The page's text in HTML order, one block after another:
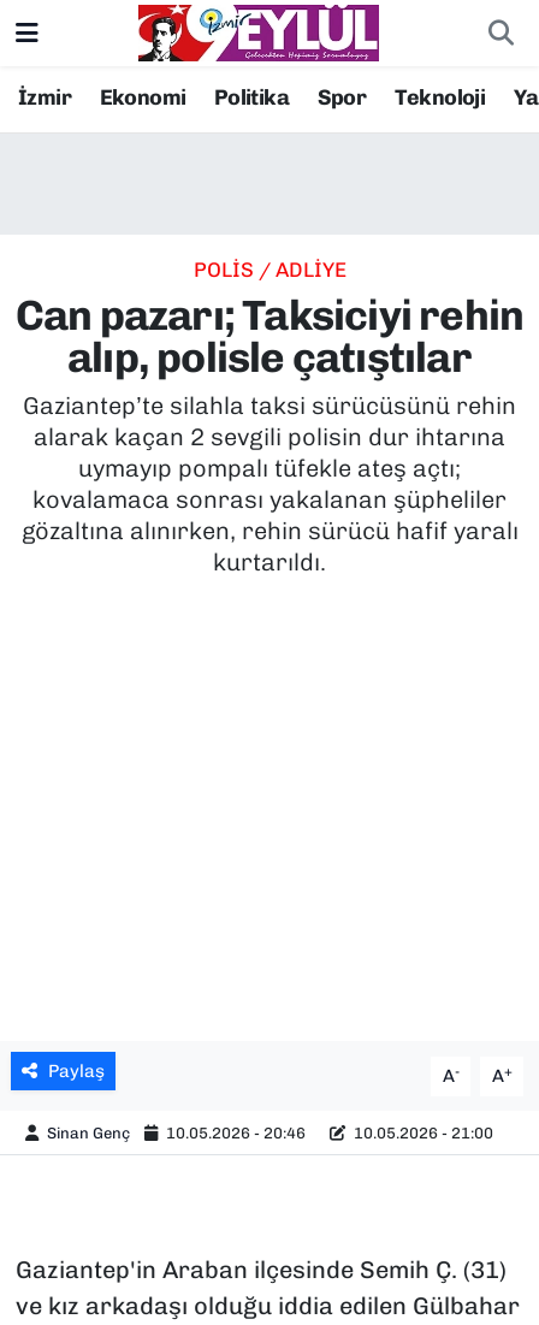
İzmir Ekonomi Politika Spor Teknoloji
POLİS / ADLİYE
Can pazarı; Taksiciyi rehin
alıp, polisle çatıştılar
Gaziantep’te silahla taksi sürücüsünü rehin
alarak kaçan 2 sevgili polisin dur ihtarına
uymayıp pompalı tüfekle ateş açtı;
kovalamaca sonrası yakalanan şüpheliler
gözaltına alınırken, rehin sürücü hafif yaralı
kurtarıldı.
Paylaş A- A+
Sinan Genç 10.05.2026 - 20:46 10.05.2026 - 21:00
Gaziantep'in Araban ilçesinde Semih Ç. (31)
ve kız arkadaşı olduğu iddia edilen Gülbahar
Resmi İlanlar
EKONOMİ
KÜLTÜR SANAT
MAGAZİN
POLİTİKA
Konak Nöbetçi Eczaneler
Süper Lig Puan Durumu ve Fikstür
Tüm Manşetler
Son Dakika Haberleri
Haber Arşivi